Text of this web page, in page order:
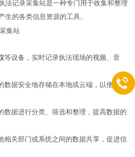
法记录采集站是一种专门用于收集和整理
生的各类信息资源的工具。
等设备，实时记录执法现场的视频、音
数据安全地存储在本地或云端，以便后续
数据进行分类、筛选和整理，提高数据的
相关部门或系统之间的数据共享，促进信